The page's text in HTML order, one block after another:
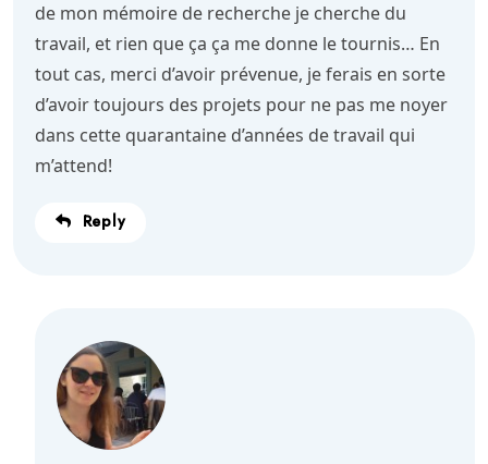
de mon mémoire de recherche je cherche du
travail, et rien que ça ça me donne le tournis… En
tout cas, merci d’avoir prévenue, je ferais en sorte
d’avoir toujours des projets pour ne pas me noyer
dans cette quarantaine d’années de travail qui
m’attend!
Reply